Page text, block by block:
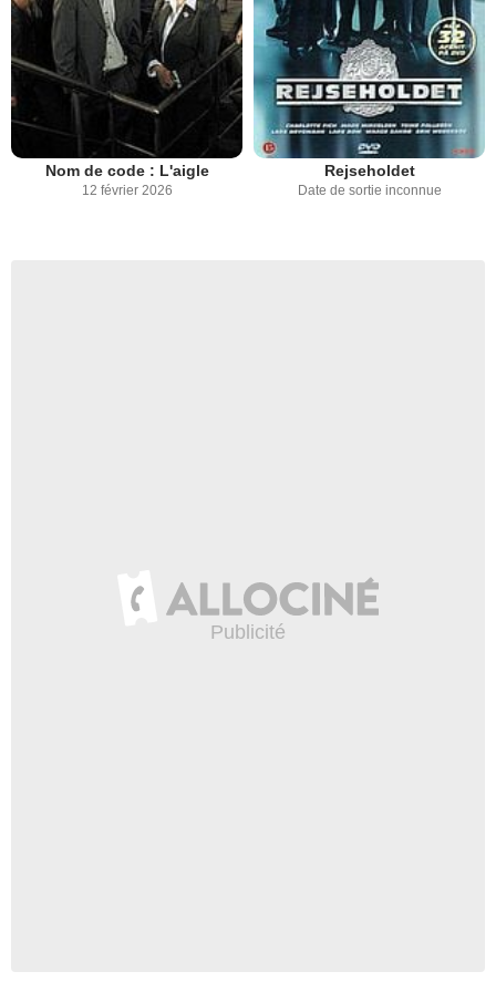
Nom de code : L'aigle
12 février 2026
Rejseholdet
Date de sortie inconnue